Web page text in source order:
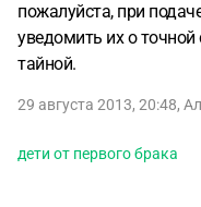
пожалуйста, при
уведомить их о точной
тайной.
29 августа 2013, 20:48,
дети от первого брака